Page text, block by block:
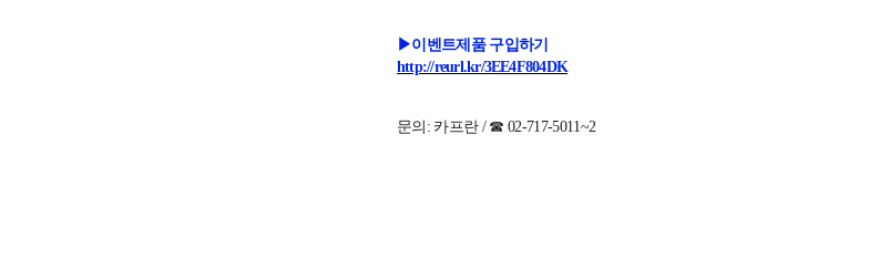
▶이벤트제품 구입하기
http://reurl.kr/3EE4F804DK
문의: 카프란 / ☎ 02-717-5011~2